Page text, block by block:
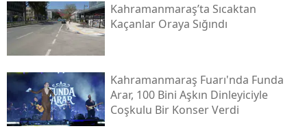
Kahramanmaraş’ta Sıcaktan
Kaçanlar Oraya Sığındı
Kahramanmaraş Fuarı'nda Funda
Arar, 100 Bini Aşkın Dinleyiciyle
Coşkulu Bir Konser Verdi